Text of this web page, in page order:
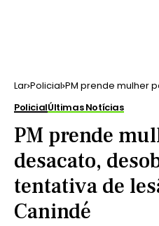
Lar Policial PM prende mulher
PolicialÚltimas Notícias
PM prende
desacato,
tentativa de
Canindé